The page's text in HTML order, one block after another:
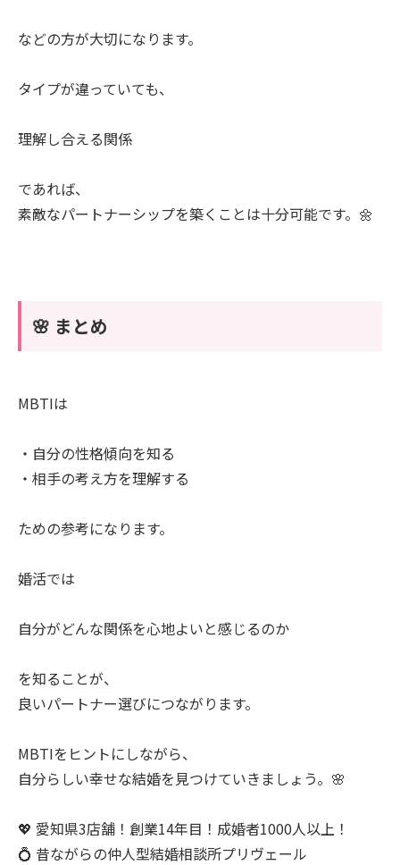
などの方が大切になります。
タイプが違っていても、
理解し合える関係
であれば、
素敵なパートナーシップを築くことは十分可能です。🌼
🌸 まとめ
MBTIは
・自分の性格傾向を知る
・相手の考え方を理解する
ための参考になります。
婚活では
自分がどんな関係を心地よいと感じるのか
を知ることが、
良いパートナー選びにつながります。
MBTIをヒントにしながら、
自分らしい幸せな結婚を見つけていきましょう。🌸
💖 愛知県3店舗！創業14年目！成婚者1000人以上！
💍 昔ながらの仲人型結婚相談所プリヴェール